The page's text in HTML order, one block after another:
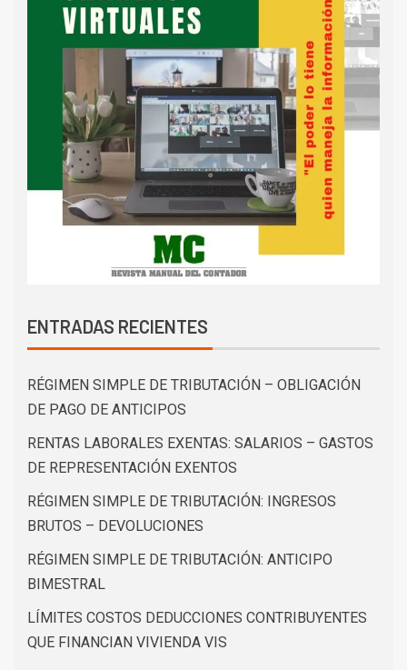
ENTRADAS RECIENTES
RÉGIMEN SIMPLE DE TRIBUTACIÓN – OBLIGACIÓN
DE PAGO DE ANTICIPOS
RENTAS LABORALES EXENTAS: SALARIOS – GASTOS
DE REPRESENTACIÓN EXENTOS
RÉGIMEN SIMPLE DE TRIBUTACIÓN: INGRESOS
BRUTOS – DEVOLUCIONES
RÉGIMEN SIMPLE DE TRIBUTACIÓN: ANTICIPO
BIMESTRAL
LÍMITES COSTOS DEDUCCIONES CONTRIBUYENTES
QUE FINANCIAN VIVIENDA VIS